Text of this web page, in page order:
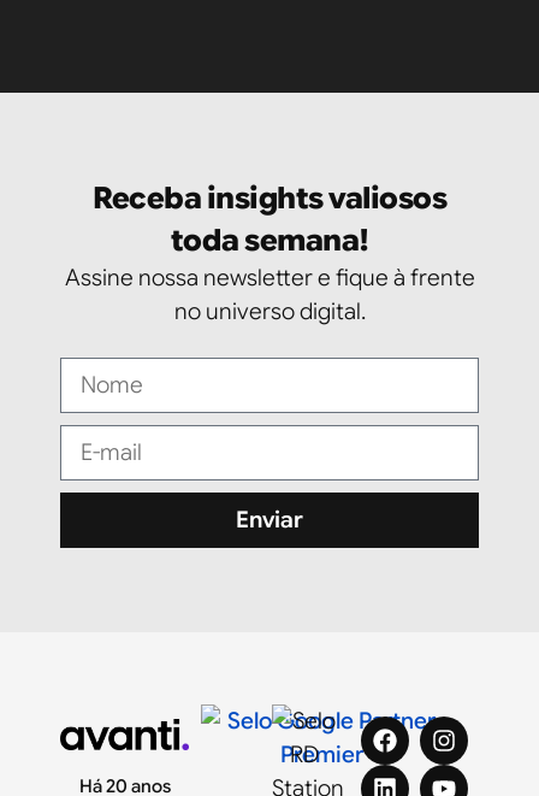
Receba insights valiosos
toda semana!
Assine nossa newsletter e fique à frente
no universo digital.
Enviar
Há 20 anos